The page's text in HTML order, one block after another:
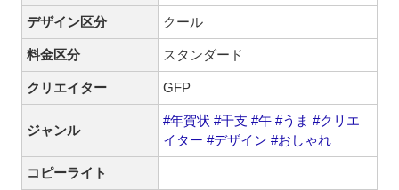
デザイン区分 クール
料金区分 スタンダード
クリエイター GFP
ジャンル
#年賀状 #干支 #午 #うま #クリエ
イター #デザイン #おしゃれ
コピーライト